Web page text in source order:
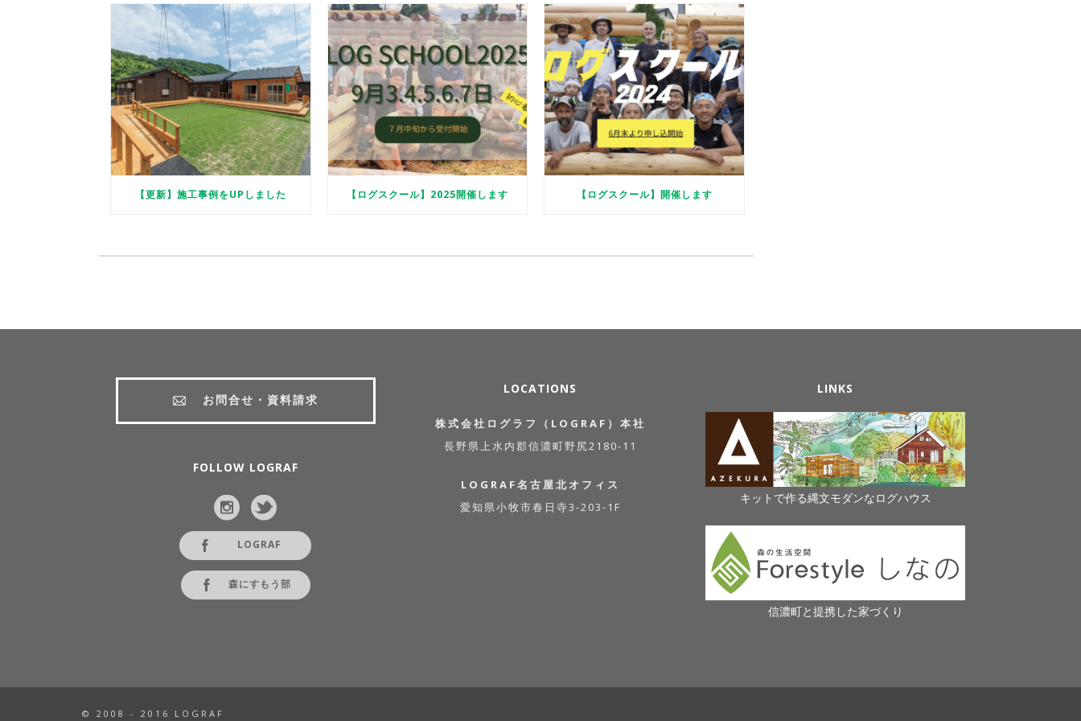
【更新】施工事例をUPしました 【ログスクール】2025開催します 【ログスクール】開催します
お問合せ・資料請求
FOLLOW LOGRAF
LOGRAF
森にすもう部
LOCATIONS
株式会社ログラフ（LOGRAF）本社
長野県上水内郡信濃町野尻2180-11
LOGRAF名古屋北オフィス
愛知県小牧市春日寺3-203-1F
LINKS
キットで作る縄文モダンなログハウス
信濃町と提携した家づくり
© 2008 - 2016 LOGRAF